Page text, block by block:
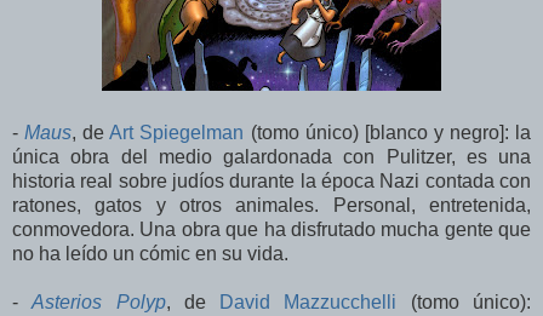
-Maus, deArt Spiegelman (tomo único) [blanco y negro]: la
única obra del medio galardonada con Pulitzer, es una
historia real sobre judíos durante la época Nazi contada con
ratones, gatos y otros animales. Personal, entretenida,
conmovedora. Una obra que ha disfrutado mucha gente que
no ha leído un cómic en su vida.
-Asterios Polyp, de David Mazzucchelli (tomo único):